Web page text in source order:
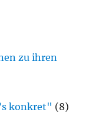
zu ihren
konkret" (8)